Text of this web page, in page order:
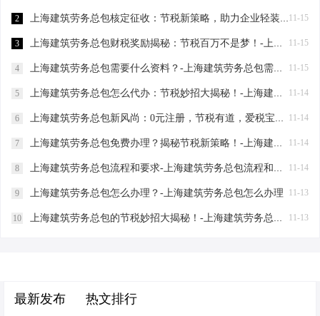
11-15
2 上海建筑劳务总包核定征收：节税新策略，助力企业轻装上阵！-上海建筑劳务总包核定征收
11-15
3 上海建筑劳务总包财税奖励揭秘：节税百万不是梦！-上海建筑劳务总包财税奖励
11-15
4 上海建筑劳务总包需要什么资料？-上海建筑劳务总包需要什么资料
11-14
5 上海建筑劳务总包怎么代办：节税妙招大揭秘！-上海建筑劳务总包怎么代办
11-14
6 上海建筑劳务总包新风尚：0元注册，节税有道，爱税宝助力企业轻装上阵！-上海建筑劳务总包需要到场吗？
11-14
7 上海建筑劳务总包免费办理？揭秘节税新策略！-上海建筑劳务总包免费办理吗？
11-14
8 上海建筑劳务总包流程和要求-上海建筑劳务总包流程和要求
11-13
9 上海建筑劳务总包怎么办理？-上海建筑劳务总包怎么办理
11-13
10 上海建筑劳务总包的节税妙招大揭秘！-上海建筑劳务总包怎么筹划
最新发布 热文排行